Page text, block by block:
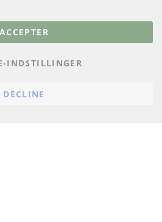
ACCEPTER
INDSTILLINGER
DECLINE